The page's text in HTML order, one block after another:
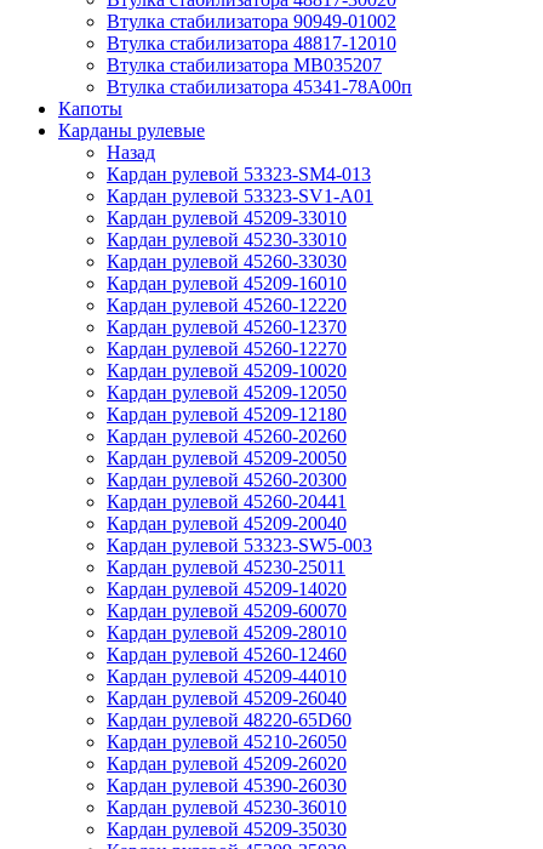
Втулка стабилизатора 90949-01002
Втулка стабилизатора 48817-12010
Втулка стабилизатора MB035207
Втулка стабилизатора 45341-78A00п
Капоты
Карданы рулевые
Назад
Кардан рулевой 53323-SM4-013
Кардан рулевой 53323-SV1-A01
Кардан рулевой 45209-33010
Кардан рулевой 45230-33010
Кардан рулевой 45260-33030
Кардан рулевой 45209-16010
Кардан рулевой 45260-12220
Кардан рулевой 45260-12370
Кардан рулевой 45260-12270
Кардан рулевой 45209-10020
Кардан рулевой 45209-12050
Кардан рулевой 45209-12180
Кардан рулевой 45260-20260
Кардан рулевой 45209-20050
Кардан рулевой 45260-20300
Кардан рулевой 45260-20441
Кардан рулевой 45209-20040
Кардан рулевой 53323-SW5-003
Кардан рулевой 45230-25011
Кардан рулевой 45209-14020
Кардан рулевой 45209-60070
Кардан рулевой 45209-28010
Кардан рулевой 45260-12460
Кардан рулевой 45209-44010
Кардан рулевой 45209-26040
Кардан рулевой 48220-65D60
Кардан рулевой 45210-26050
Кардан рулевой 45209-26020
Кардан рулевой 45390-26030
Кардан рулевой 45230-36010
Кардан рулевой 45209-35030